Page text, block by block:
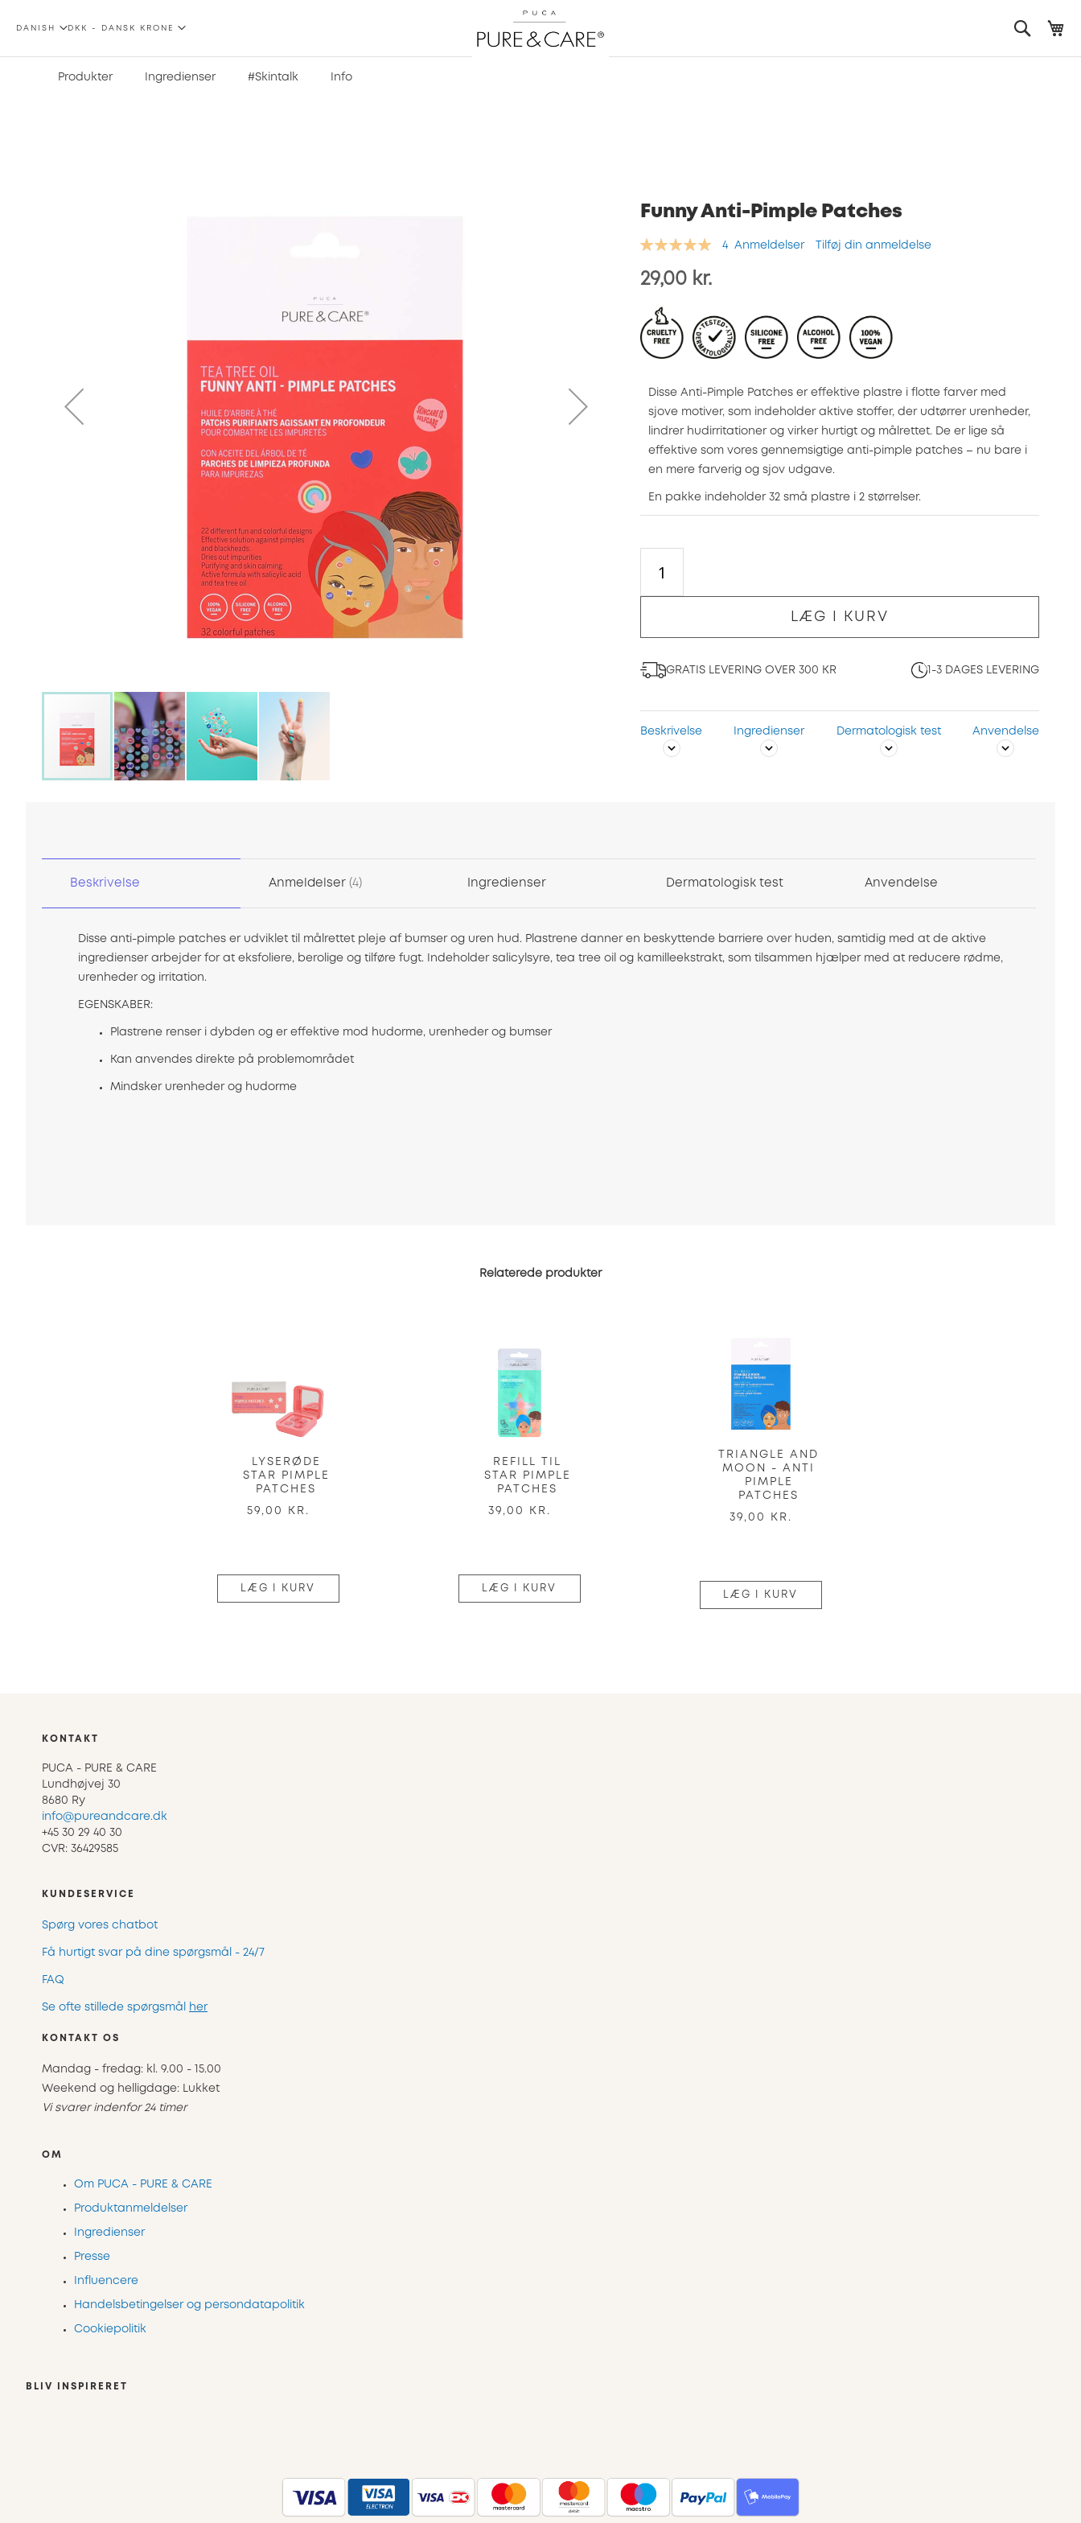
SPROG
DANISH
VALUTA
DKK - DANSK KRONE
Produkter Ingredienser #Skintalk Info
Funny Anti-Pimple Patches
Bedømmelse:
4 Anmeldelser Tilføj din anmeldelse
29,00 kr.
Disse Anti-Pimple Patches er effektive plastre i flotte farver med
sjove motiver, som indeholder aktive stoffer, der udtørrer urenheder,
lindrer hudirritationer og virker hurtigt og målrettet. De er lige så
effektive som vores gennemsigtige anti-pimple patches – nu bare i
en mere farverig og sjov udgave.
En pakke indeholder 32 små plastre i 2 størrelser.
LÆG I KURV
GRATIS LEVERING OVER 300 KR 1-3 DAGES LEVERING
Beskrivelse Ingredienser Dermatologisk test Anvendelse
Beskrivelse
Disse anti-pimple patches er udviklet til målrettet pleje af bumser og uren hud. Plastrene danner en beskyttende barriere over huden, samtidig med at de aktive
ingredienser arbejder for at eksfoliere, berolige og tilføre fugt. Indeholder salicylsyre, tea tree oil og kamilleekstrakt, som tilsammen hjælper med at reducere rødme,
urenheder og irritation.
EGENSKABER:
Plastrene renser i dybden og er effektive mod hudorme, urenheder og bumser
Kan anvendes direkte på problemområdet
Mindsker urenheder og hudorme
Anmeldelser 4 Ingredienser Dermatologisk test Anvendelse
Relaterede produkter
LYSERØDE
STAR PIMPLE
PATCHES
59,00 KR.
LÆG I KURV
REFILL TIL
STAR PIMPLE
PATCHES
39,00 KR.
LÆG I KURV
TRIANGLE AND
MOON - ANTI
PIMPLE
PATCHES
39,00 KR.
LÆG I KURV
KONTAKT
PUCA - PURE & CARE
Lundhøjvej 30
8680 Ry
info@pureandcare.dk
+45 30 29 40 30
CVR: 36429585
KUNDESERVICE
Spørg vores chatbot
Få hurtigt svar på dine spørgsmål - 24/7
FAQ
Se ofte stillede spørgsmål her
KONTAKT OS
Mandag - fredag: kl. 9.00 - 15.00
Weekend og helligdage: Lukket
Vi svarer indenfor 24 timer
OM
Om PUCA - PURE & CARE
Produktanmeldelser
Ingredienser
Presse
Influencere
Handelsbetingelser og persondatapolitik
Cookiepolitik
BLIV INSPIRERET